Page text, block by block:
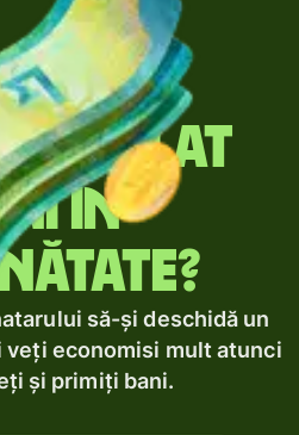
regulat
în
să-și deschidă un
veți economisi mult atunci
și primiți bani.